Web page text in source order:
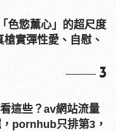
色慾薰心」的超尺度
實彈性愛、自慰、
3
這些？av網站流量
pornhub只排第3，